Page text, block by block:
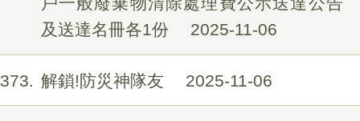
及送達名冊各1份
2025-11-06
373 解鎖!防災神隊友 2025-11-06